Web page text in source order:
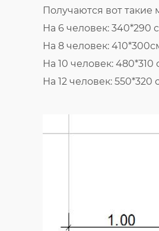
Получаются вот
На 6 человек: 340*290
На 8 человек:
На 10 человек: 480*310
На 12 человек: 550*320